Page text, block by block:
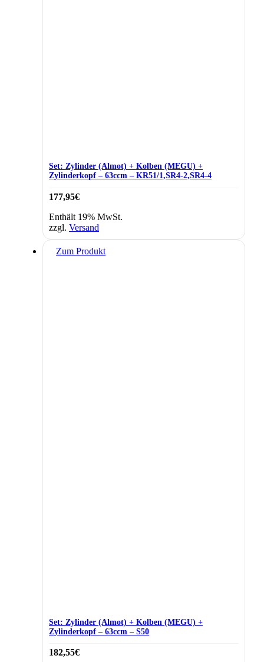
Set: Zylinder (Almot) + Kolben (MEGU) +
Zylinderkopf – 63ccm – KR51/1,SR4-2,SR4-4
177,95€
Enthält 19% MwSt.
zzgl. Versand
Zum Produkt
Set: Zylinder (Almot) + Kolben (MEGU) +
Zylinderkopf – 63ccm – S50
182,55€